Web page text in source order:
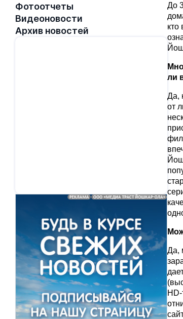
Фотоотчеты
Видеоновости
Архив новостей
До
кто
ли
Да,
от
Да,